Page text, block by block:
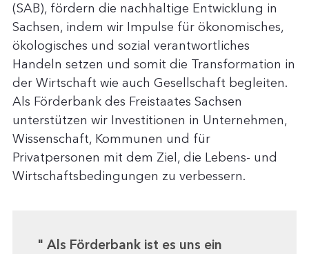
(SAB), fördern die nachhaltige Entwicklung in
Sachsen, indem wir Impulse für ökonomisches,
ökologisches und sozial verantwortliches
Handeln setzen und somit die Transformation in
der Wirtschaft wie auch Gesellschaft begleiten.
Als Förderbank des Freistaates Sachsen
unterstützen wir Investitionen in Unternehmen,
Wissenschaft, Kommunen und für
Privatpersonen mit dem Ziel, die Lebens- und
Wirtschaftsbedingungen zu verbessern.
Als Förderbank ist es uns ein